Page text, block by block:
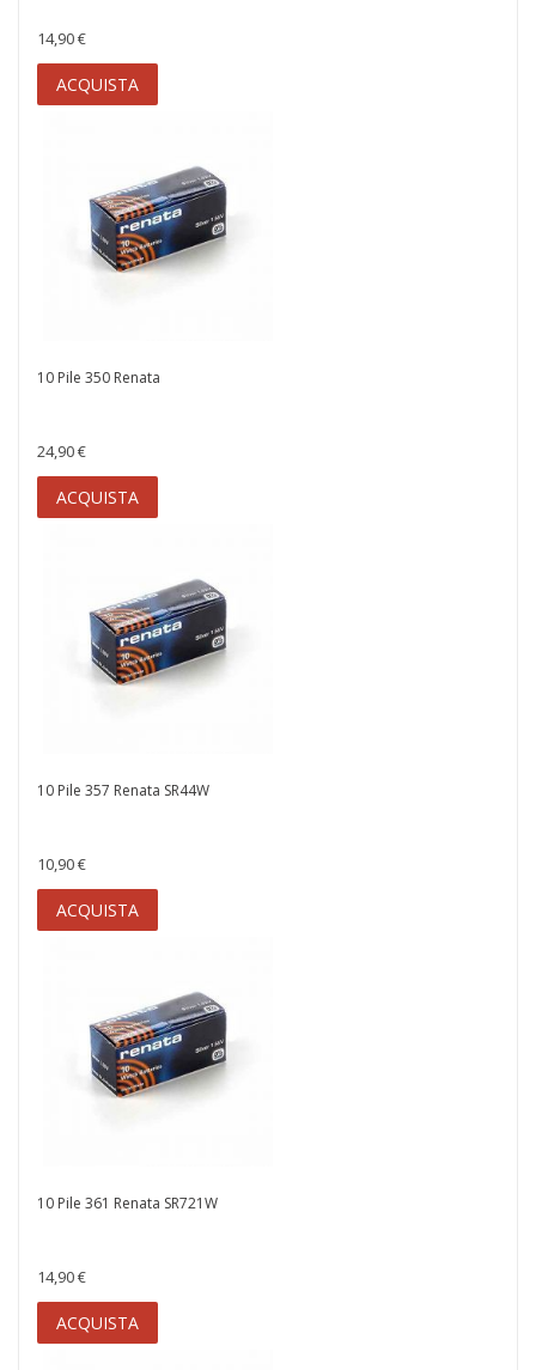
14,90 €
ACQUISTA
10 Pile 350 Renata
24,90 €
ACQUISTA
10 Pile 357 Renata SR44W
10,90 €
ACQUISTA
10 Pile 361 Renata SR721W
14,90 €
ACQUISTA